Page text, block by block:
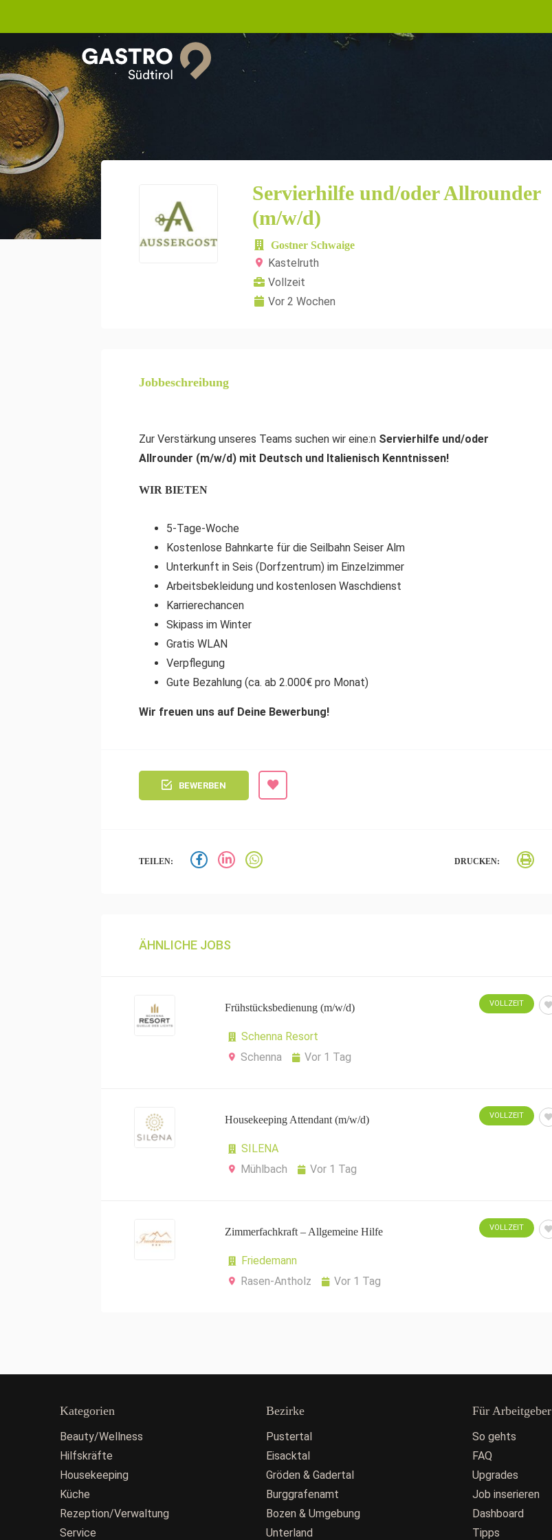
Servierhilfe und/oder Allrounder
(m/w/d)
Gostner Schwaige
Kastelruth
Vollzeit
Vor 2 Wochen
Jobbeschreibung
Zur Verstärkung unseres Teams suchen wir eine:n Servierhilfe und/oder
Allrounder (m/w/d) mit Deutsch und Italienisch Kenntnissen!
WIR BIETEN
5-Tage-Woche
Kostenlose Bahnkarte für die Seilbahn Seiser Alm
Unterkunft in Seis (Dorfzentrum) im Einzelzimmer
Arbeitsbekleidung und kostenlosen Waschdienst
Karrierechancen
Skipass im Winter
Gratis WLAN
Verpflegung
Gute Bezahlung (ca. ab 2.000€ pro Monat)
Wir freuen uns auf Deine Bewerbung!
BEWERBEN
TEILEN: DRUCKEN:
ÄHNLICHE JOBS
Frühstücksbedienung (m/w/d)
Schenna Resort
Schenna
Vor 1 Tag
VOLLZEIT
Housekeeping Attendant (m/w/d)
SILENA
Mühlbach
Vor 1 Tag
VOLLZEIT
Zimmerfachkraft – Allgemeine Hilfe
Friedemann
Rasen-Antholz
Vor 1 Tag
VOLLZEIT
Kategorien
Beauty/Wellness
Hilfskräfte
Housekeeping
Küche
Rezeption/Verwaltung
Service
Bezirke
Pustertal
Eisacktal
Gröden & Gadertal
Burggrafenamt
Bozen & Umgebung
Unterland
Für Arbeitgeber
So gehts
FAQ
Upgrades
Job inserieren
Dashboard
Tipps